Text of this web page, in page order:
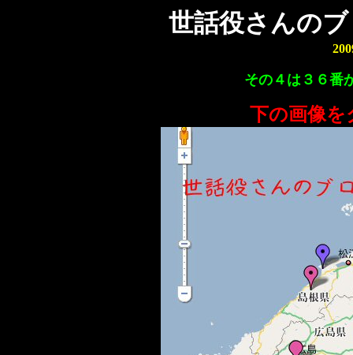
世話役さんの
その４は３６番
下の画像を